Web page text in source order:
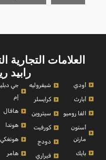
العلامات التجارية
رابيد
أودي
أبارث
الفا روميو
أستون
مارتن
بايك
شيفروليه
كرايسلر
سيتروين
كورفيت
دودج
فيراري
جي
إم
هافال
هوندا
هونغكي
هامر